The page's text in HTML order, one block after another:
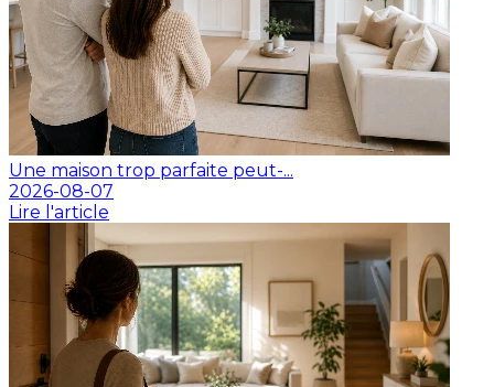
Une maison trop parfaite peut-...
2026-08-07
Lire l'article